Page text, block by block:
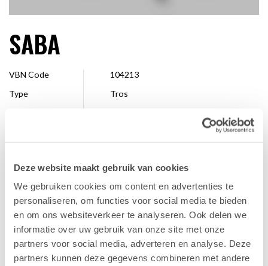
Deze website maakt gebruik van cookies
We gebruiken cookies om content en advertenties te
personaliseren, om functies voor social media te bieden
en om ons websiteverkeer te analyseren. Ook delen we
informatie over uw gebruik van onze site met onze
partners voor social media, adverteren en analyse. Deze
partners kunnen deze gegevens combineren met andere
SABA
VBN Code
104213
Type
Tros
Veredelaar
Royal van Zanten
Verkrijgbaar
Hele seizoen
FAVORIET